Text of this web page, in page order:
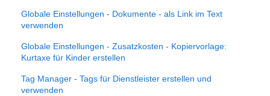
Globale Einstellungen - Dokumente - als Link im Text
verwenden
Globale Einstellungen - Zusatzkosten - Kopiervorlage:
Kurtaxe für Kinder erstellen
Tag Manager - Tags für Dienstleister erstellen und
verwenden